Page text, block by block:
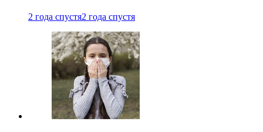
2 года спустя2 года спустя